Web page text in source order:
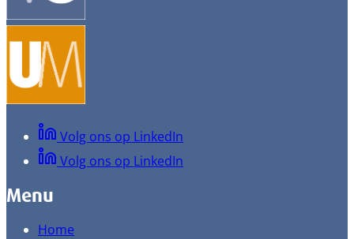
Volg ons op LinkedIn
Volg ons op LinkedIn
Menu
Home